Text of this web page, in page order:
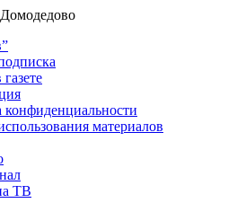
материалов
ТВ